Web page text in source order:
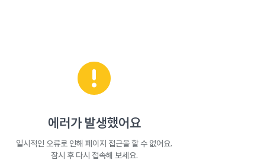
에러가 발생했어요
일시적인 오류로 인해 페이지 접근을 할 수 없어요.
잠시 후 다시 접속해 보세요.